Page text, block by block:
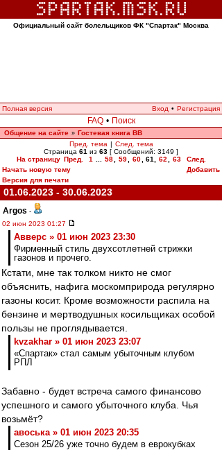
Официальный сайт болельщиков ФК "Спартак" Москва
Полная версия Вход • Регистрация
FAQ • Поиск
Общение на сайте » Гостевая книга ВВ
Пред. тема | След. тема
Страница 61 из 63 [ Сообщений: 3149 ]
На страницу Пред. 1 58 59 60 61 62 63
След.
Начать новую тему
Добавить
Версия для печати
01.06.2023 - 30.06.2023
Argos -
02 июн 2023 01:27
Авверс » 01 июн 2023 23:30
Фирменный стиль двухсотлетней стрижки
газонов и прочего.
Кстати, мне так толком никто не смог
объяснить, нафига москомприрода регулярно
газоны косит. Кроме возможности распила на
бензине и мертводушных косильщиках особой
пользы не проглядывается.
kvzakhar » 01 июн 2023 23:07
«Спартак» стал самым убыточным клубом
РПЛ
Забавно - будет встреча самого финансово
успешного и самого убыточного клуба. Чья
возьмёт?
авоська » 01 июн 2023 20:35
Сезон 25/26 уже точно будем в еврокубках